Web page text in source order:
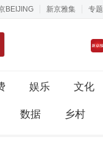
BEIJING 新京雅集 专题
娱乐 文化
数据 乡村